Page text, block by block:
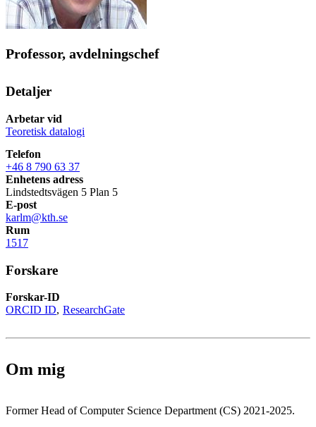
Professor, avdelningschef
Detaljer
Arbetar vid
Teoretisk datalogi
Telefon
+46 8 790 63 37
Enhetens adress
Lindstedtsvägen 5 Plan 5
E-post
karlm@kth.se
Rum
1517
Forskare
Forskar-ID
ORCID ID ResearchGate
Om mig
Former Head of Computer Science Department (CS) 2021-2025.